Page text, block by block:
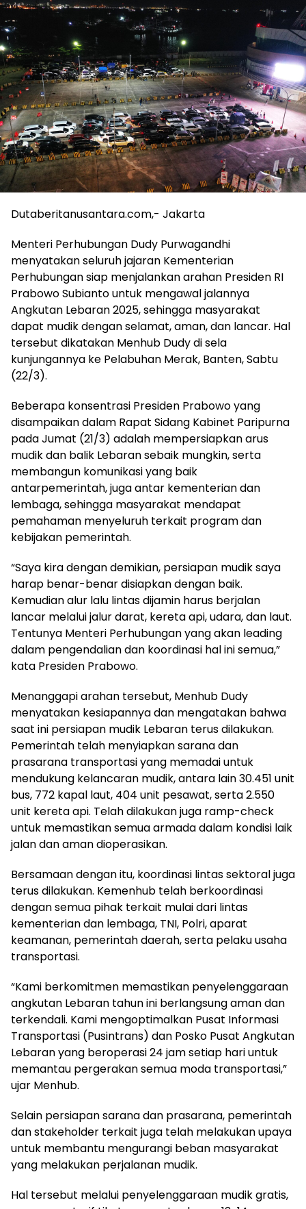
Dutaberitanusantara.com,- Jakarta
Menteri Perhubungan Dudy Purwagandhi
menyatakan seluruh jajaran Kementerian
Perhubungan siap menjalankan arahan Presiden RI
Prabowo Subianto untuk mengawal jalannya
Angkutan Lebaran 2025, sehingga masyarakat
dapat mudik dengan selamat, aman, dan lancar. Hal
tersebut dikatakan Menhub Dudy di sela
kunjungannya ke Pelabuhan Merak, Banten, Sabtu
(22/3).
Beberapa konsentrasi Presiden Prabowo yang
disampaikan dalam Rapat Sidang Kabinet Paripurna
pada Jumat (21/3) adalah mempersiapkan arus
mudik dan balik Lebaran sebaik mungkin, serta
membangun komunikasi yang baik
antarpemerintah, juga antar kementerian dan
lembaga, sehingga masyarakat mendapat
pemahaman menyeluruh terkait program dan
kebijakan pemerintah.
“Saya kira dengan demikian, persiapan mudik saya
harap benar-benar disiapkan dengan baik.
Kemudian alur lalu lintas dijamin harus berjalan
lancar melalui jalur darat, kereta api, udara, dan laut.
Tentunya Menteri Perhubungan yang akan leading
dalam pengendalian dan koordinasi hal ini semua,”
kata Presiden Prabowo.
Menanggapi arahan tersebut, Menhub Dudy
menyatakan kesiapannya dan mengatakan bahwa
saat ini persiapan mudik Lebaran terus dilakukan.
Pemerintah telah menyiapkan sarana dan
prasarana transportasi yang memadai untuk
mendukung kelancaran mudik, antara lain 30.451 unit
bus, 772 kapal laut, 404 unit pesawat, serta 2.550
unit kereta api. Telah dilakukan juga ramp-check
untuk memastikan semua armada dalam kondisi laik
jalan dan aman dioperasikan.
Bersamaan dengan itu, koordinasi lintas sektoral juga
terus dilakukan. Kemenhub telah berkoordinasi
dengan semua pihak terkait mulai dari lintas
kementerian dan lembaga, TNI, Polri, aparat
keamanan, pemerintah daerah, serta pelaku usaha
transportasi.
“Kami berkomitmen memastikan penyelenggaraan
angkutan Lebaran tahun ini berlangsung aman dan
terkendali. Kami mengoptimalkan Pusat Informasi
Transportasi (Pusintrans) dan Posko Pusat Angkutan
Lebaran yang beroperasi 24 jam setiap hari untuk
memantau pergerakan semua moda transportasi,”
ujar Menhub.
Selain persiapan sarana dan prasarana, pemerintah
dan stakeholder terkait juga telah melakukan upaya
untuk membantu mengurangi beban masyarakat
yang melakukan perjalanan mudik.
Hal tersebut melalui penyelenggaraan mudik gratis,